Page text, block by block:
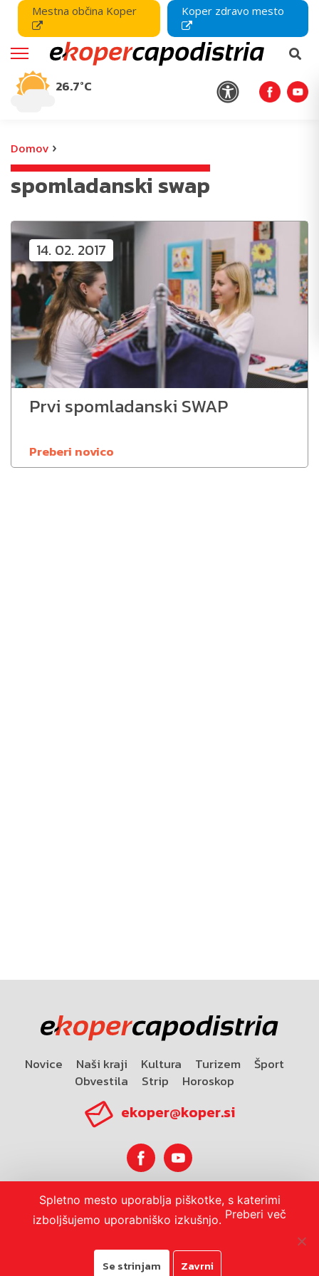
Mestna občina Koper Koper zdravo mesto
26.7°C
Domov ›
spomladanski swap
14. 02. 2017
Prvi spomladanski SWAP
Preberi novico
Novice Naši kraji Kultura Turizem
Šport
Obvestila
Strip Horoskop
ekoper@koper.si
Horoskop
Spletno mesto uporablja piškotke, s katerimi
izboljšujemo uporabniško izkušnjo. Preberi več
Se strinjam Zavrni